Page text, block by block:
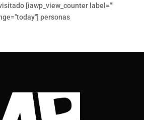
[iawp_view_counter label=""
personas